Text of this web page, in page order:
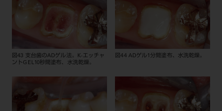
図43 支台歯のADゲル法。K-エッチャ
ントGEL10秒間塗布、水洗乾燥。
図44 ADゲル1分間塗布、水洗乾燥。